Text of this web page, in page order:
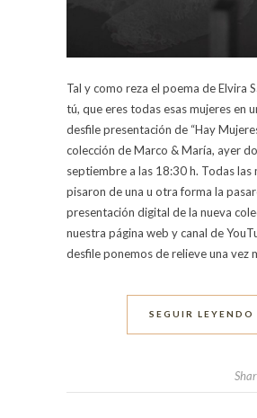
Tal y como reza el poema de Elvira
tú, que eres todas esas mujeres en
desfile presentación de “Hay
colección de Marco & María, ayer
septiembre a las 18:30 h. Todas las
pisaron de una u otra forma la
presentación digital de la nueva
nuestra página web y canal de
desfile ponemos de relieve una vez
SEGUIR LEYENDO